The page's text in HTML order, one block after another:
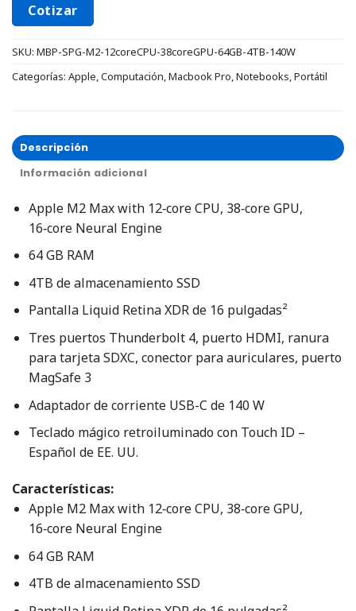
Cotizar
SKU: MBP-SPG-M2-12coreCPU-38coreGPU-64GB-4TB-140W
Categorías: Apple,Computación,Macbook Pro,Notebooks,Portátil
Descripción
Información adicional
Apple M2 Max with 12‑core CPU, 38‑core GPU,
16‑core Neural Engine
64 GB RAM
4TB de almacenamiento SSD
Pantalla Liquid Retina XDR de 16 pulgadas²
Tres puertos Thunderbolt 4, puerto HDMI, ranura
para tarjeta SDXC, conector para auriculares, puerto
MagSafe 3
Adaptador de corriente USB-C de 140 W
Teclado mágico retroiluminado con Touch ID –
Español de EE. UU.
Características:
Apple M2 Max with 12‑core CPU, 38‑core GPU,
16‑core Neural Engine
64 GB RAM
4TB de almacenamiento SSD